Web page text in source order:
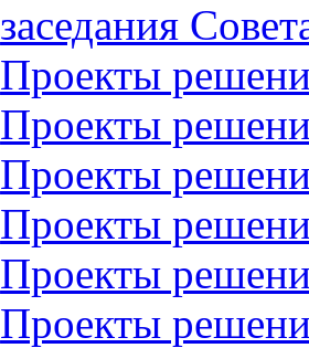
заседания
Проекты
Проекты
Проекты
Проекты
Проекты
Проекты